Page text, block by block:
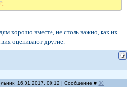
хорошо вместе, не столь важно, как их
оценивают другие.
16.01.2017, 00:12 | Сообщение #30